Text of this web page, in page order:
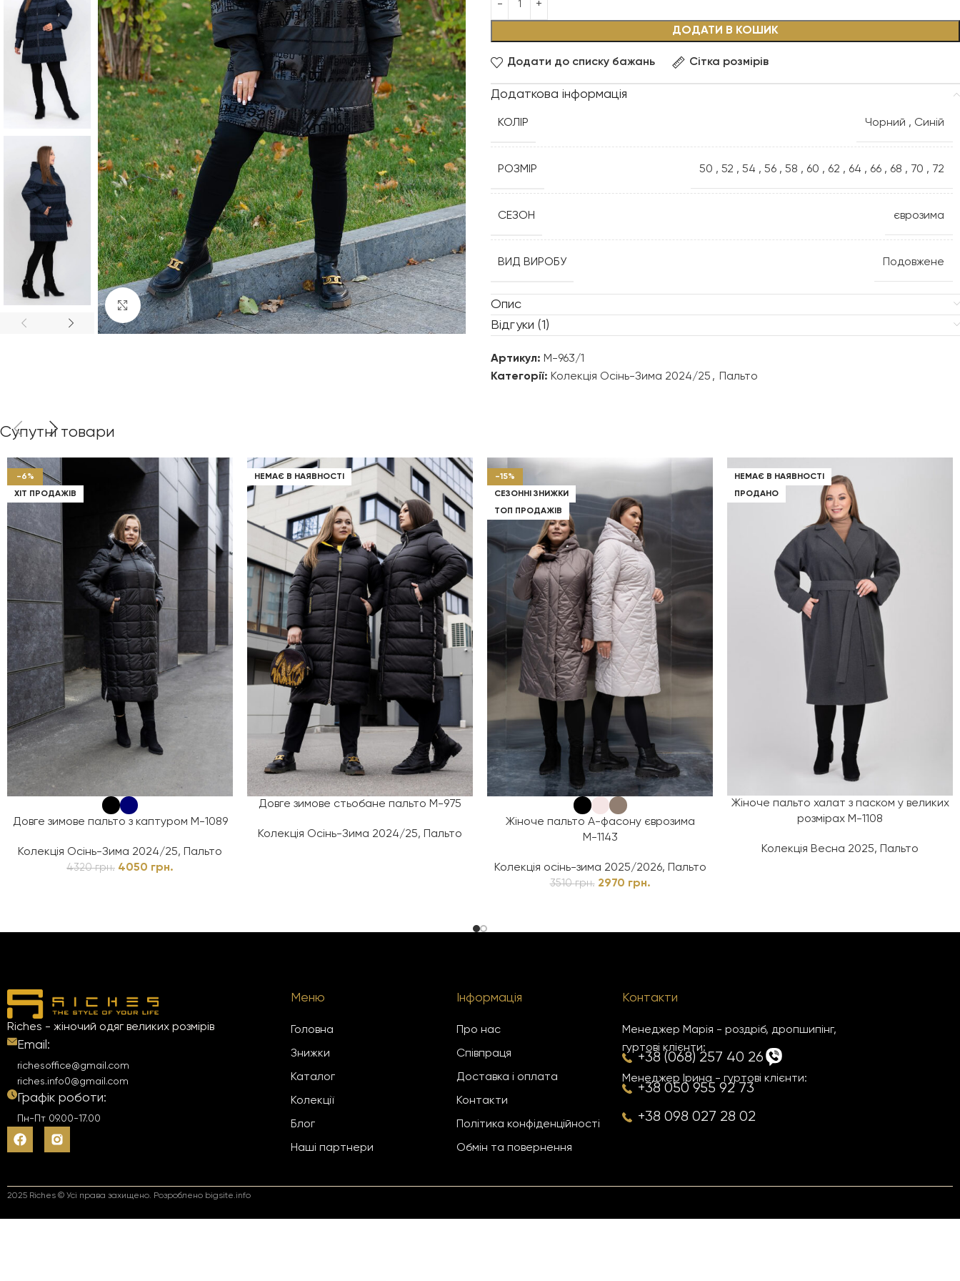
Клацніть, щоб збільшити
ДОДАТИ В КОШИК
Додати до списку бажань Сітка розмірів
Додаткова інформація
КОЛІР Чорний , Синій
РОЗМІР 50 , 52 , 54 , 56 , 58 , 60 , 62 , 64 , 66 , 68 , 70 , 72
СЕЗОН єврозима
ВИД ВИРОБУ Подовжене
СИЛУЕТ
МАТЕРІАЛ
КАПТУР знімний на ґудзиках
КОМІР ВИРОБУ
РУКАВ з манжетом
ТИП КИШЕНЬ
Опис
Відгуки (1)
Артикул: М-963/1
Категорії: Колекція Осінь-Зима 2024/25 , Пальто
Супутні товари
-6%
ХІТ ПРОДАЖІВ
Довге зимове пальто з каптуром М-1089
Колекція Осінь-Зима 2024/25, Пальто
4320грн. 4050 грн.
НЕМАЄ В НАЯВНОСТІ
Довге зимове стьобане пальто М-975
Колекція Осінь-Зима 2024/25, Пальто
-15%
СЕЗОННІ ЗНИЖКИ
ТОП ПРОДАЖІВ
Жіноче пальто А-фасону єврозима
М-1143
Колекція осінь-зима 2025/2026, Пальто
3510грн. 2970 грн.
НЕМАЄ В НАЯВНОСТІ
ПРОДАНО
Жіноче пальто халат з паском у великих
розмірах М-1108
Колекція Весна 2025, Пальто
Riches - жіночий одяг великих розмірів
Email:
richesoffice@gmail.com
riches.info0@gmail.com
Графік роботи:
Пн-Пт 09.00-17.00
Меню
Головна
Знижки
Каталог
Колекції
Блог
Наші партнери
Інформація
Про нас
Співпраця
Доставка і оплата
Контакти
Політика конфіденційності
Обмін та повернення
Контакти
Менеджер Марія - роздріб, дропшипінг,
гуртові клієнти:
+38 (068) 257 40 26
Менеджер Ірина - гуртові клієнти:
+38 050 955 92 73
+38 098 027 28 02
2025 Riches © Усі права захищено. Розроблено bigsite.info